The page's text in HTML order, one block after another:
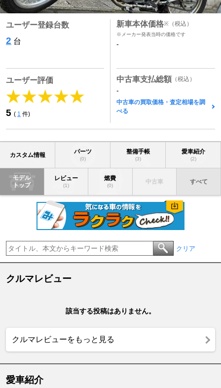
ユーザー登録台数
2 台
ユーザー評価
5 ( 1 件)
新車本体価格※ （税込）
※メーカー発表当時の価格です
-
中古車支払総額 （税込）
-
中古車の買取価格・査定相場を調
べる
カスタム情報 パーツ
(0)
整備手帳
(3)
愛車紹介
(2)
モデル
トップ
レビュー
(1)
燃費
(0)
中古車 すべて
クリア
クルマレビュー
該当する投稿はありません。
クルマレビューをもっと見る
愛車紹介